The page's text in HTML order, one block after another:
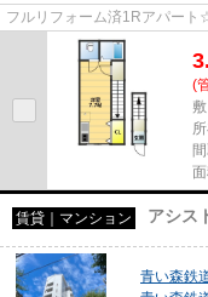
フルリフォーム済1Rアパート
(
賃貸｜マンション アシス
青い森鉄